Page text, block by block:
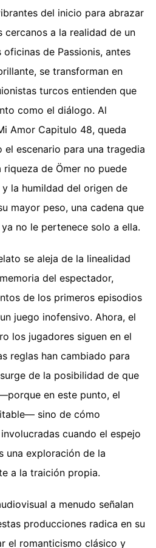
del inicio para abrazar
cercanos a la realidad de un
de Passionis, antes
se transforman en
turcos entienden que
como el diálogo. Al
Amor Capitulo 48, queda
escenario para una tragedia
de Ömer no puede
la humildad del origen de
mayor peso, una cadena que
no le pertenece solo a ella.
se aleja de la linealidad
del espectador,
de los primeros episodios
juego inofensivo. Ahora, el
los jugadores siguen en el
reglas han cambiado para
de la posibilidad de que
en este punto, el
sino de cómo
cuando el espejo
una exploración de la
a la traición propia.
a menudo señalan
producciones radica en su
el romanticismo clásico y